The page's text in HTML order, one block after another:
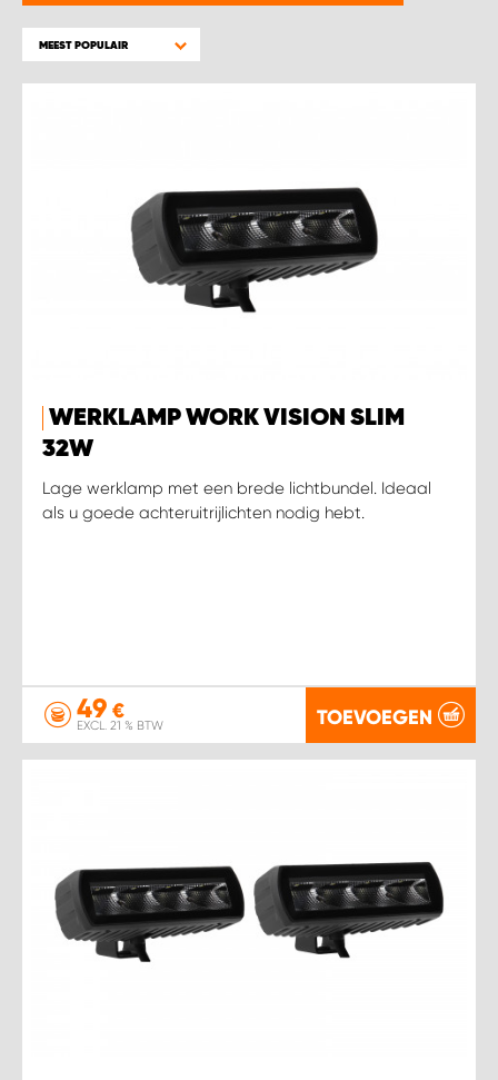
MEEST POPULAIR
WERKLAMP WORK VISION SLIM
32W
Lage werklamp met een brede lichtbundel. Ideaal
als u goede achteruitrijlichten nodig hebt.
49 €
EXCL. 21 % BTW TOEVOEGEN
WORK SYSTEM BEST
WORK SYSTEM GORREDIJK
WORK SYSTEM GRONINGEN
WORK SYSTEM HARTWERD
WORK SYSTEM HEERLEN
WORK SYSTEM LOPIK GARAGE STUIVENBERG
WORK SYSTEM NIEUWEGEIN
WORK SYSTEM OOSTERHOUT
WORK SYSTEM REEUWIJK